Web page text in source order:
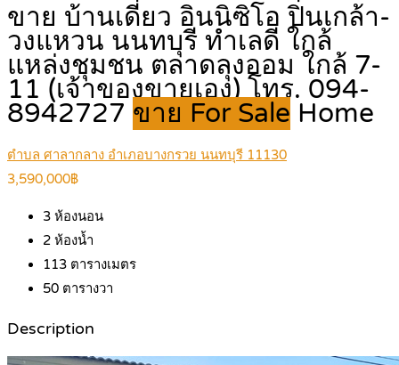
ขาย บ้านเดี่ยว อินนิซิโอ ปิ่นเกล้า-
วงแหวน นนทบุรี ทำเลดี ใกล้
แหล่งชุมชน ตลาดลุงออม ใกล้ 7-
11 (เจ้าของขายเอง) โทร. 094-
8942727 ขาย For Sale Home
ตำบล ศาลากลาง อำเภอบางกรวย นนทบุรี 11130
3,590,000฿
3 ห้องนอน
2 ห้องน้ำ
113 ตารางเมตร
50 ตารางวา
Description